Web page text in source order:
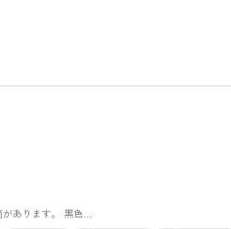
があります。 黒色…